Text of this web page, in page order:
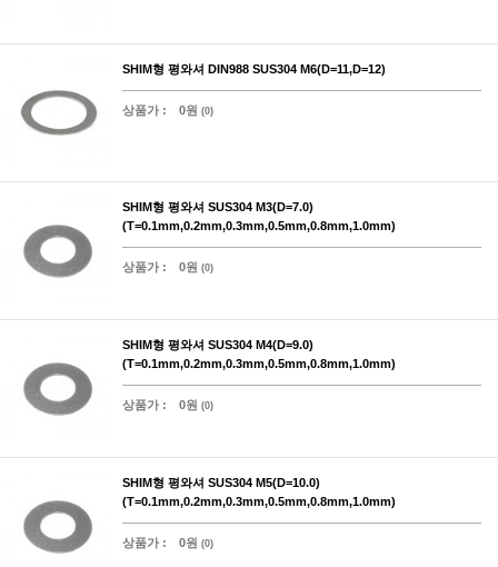
SHIM형 평와셔 DIN988 SUS304 M6(D=11,D=12)
상품가 : 0원 (0)
SHIM형 평와셔 SUS304 M3(D=7.0)
(T=0.1mm,0.2mm,0.3mm,0.5mm,0.8mm,1.0mm)
상품가 : 0원 (0)
SHIM형 평와셔 SUS304 M4(D=9.0)
(T=0.1mm,0.2mm,0.3mm,0.5mm,0.8mm,1.0mm)
상품가 : 0원 (0)
SHIM형 평와셔 SUS304 M5(D=10.0)
(T=0.1mm,0.2mm,0.3mm,0.5mm,0.8mm,1.0mm)
상품가 : 0원 (0)